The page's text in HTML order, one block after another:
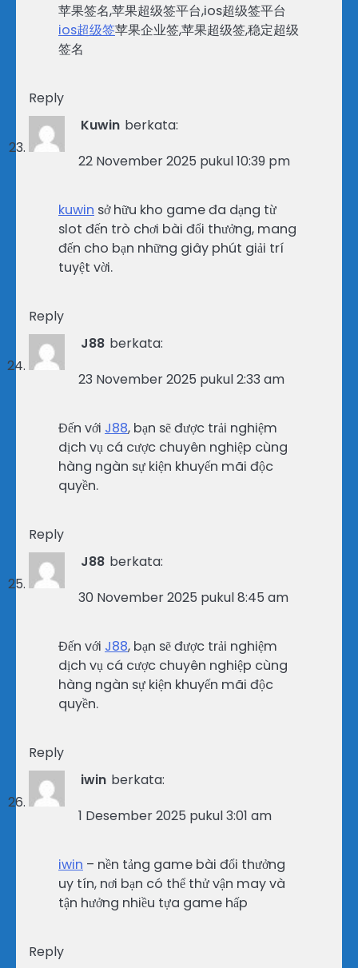
苹果签名,苹果超级签平台,ios超级签平台
ios超级签苹果企业签,苹果超级签,稳定超级
签名
Reply
Kuwin berkata:
22 November 2025 pukul 10:39 pm
kuwin sở hữu kho game đa dạng từ
slot đến trò chơi bài đổi thưởng, mang
đến cho bạn những giây phút giải trí
tuyệt vời.
Reply
J88 berkata:
23 November 2025 pukul 2:33 am
Đến với J88, bạn sẽ được trải nghiệm
dịch vụ cá cược chuyên nghiệp cùng
hàng ngàn sự kiện khuyến mãi độc
quyền.
Reply
J88 berkata:
30 November 2025 pukul 8:45 am
Đến với J88, bạn sẽ được trải nghiệm
dịch vụ cá cược chuyên nghiệp cùng
hàng ngàn sự kiện khuyến mãi độc
quyền.
Reply
iwin berkata:
1 Desember 2025 pukul 3:01 am
iwin – nền tảng game bài đổi thưởng
uy tín, nơi bạn có thể thử vận may và
tận hưởng nhiều tựa game hấp
Reply